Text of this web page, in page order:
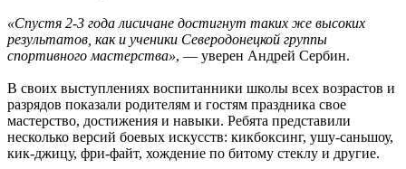
«Спустя 2-3 года лисичане достигнут таких же высоких
результатов, как и ученики Северодонецкой группы
спортивного мастерства», — уверен Андрей Сербин.
В своих выступлениях воспитанники школы всех возрастов и
разрядов показали родителям и гостям праздника свое
мастерство, достижения и навыки. Ребята представили
несколько версий боевых искусств: кикбоксинг, ушу-саньшоу,
кик-джицу, фри-файт, хождение по битому стеклу и другие.